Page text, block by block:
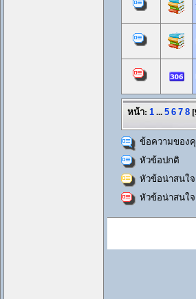
หน้า: 1 ... 5 6 7 8 [
ข้อความของ
หัวข้อปกติ
หัวข้อน่าสนใจ
หัวข้อน่าสนใจ